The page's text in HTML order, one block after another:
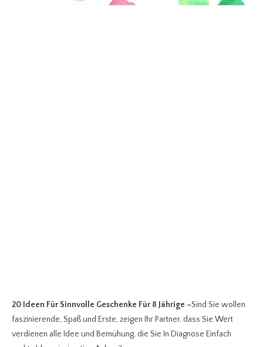
20 Ideen Für Sinnvolle Geschenke Für 8 Jährige –Sind Sie wollen
faszinierende, Spaß und Erste, zeigen Ihr Partner, dass Sie Wert
verdienen alle Idee und Bemühung, die Sie In Diagnose Einfach